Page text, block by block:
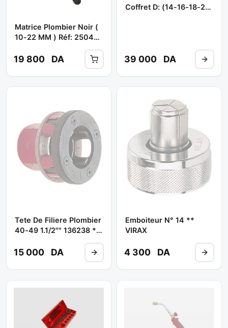
Matrice Plombier Noir (
10-22 MM ) Réf: 250412
19 800 DA
Coffret D: (14-16-18-22
39 000 DA
Tete De Filiere Plombier
40-49 1.1/2"" 136238 **
15 000 DA
Emboiteur N° 14 **
VIRAX
4 300 DA